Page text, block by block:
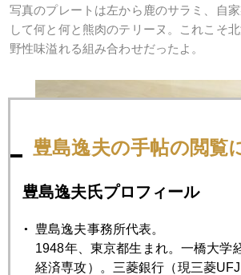
写真のプレートは左から鹿のサラミ、自
して何と何と熊肉のテリーヌ。これこそ北
野性味溢れる組み合わせだったよ。
豊島逸夫の手帖の閲覧
豊島逸夫氏プロフィール
豊島逸夫事務所代表。
1948年、東京都生まれ。一橋大学
経済専攻）。三菱銀行（現三菱UFJ